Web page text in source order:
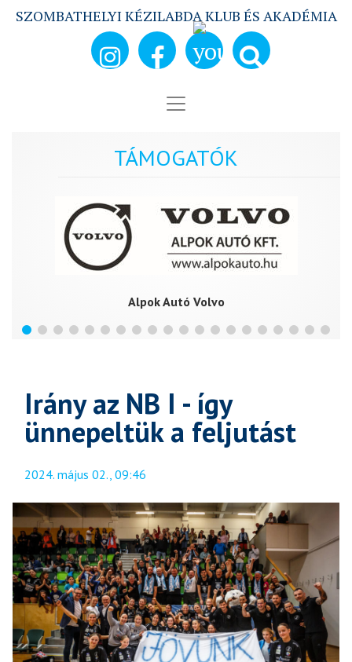
SZOMBATHELYI KÉZILABDA KLUB ÉS AKADÉMIA
TÁMOGATÓK
Alpok Autó Volvo
Irány az NB I - így
ünnepeltük a feljutást
2024. május 02., 09:46